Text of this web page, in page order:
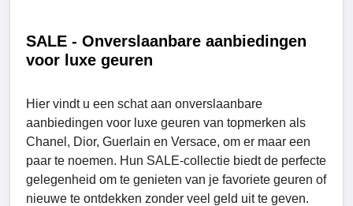
SALE - Onverslaanbare aanbiedingen
voor luxe geuren
Hier vindt u een schat aan onverslaanbare
aanbiedingen voor luxe geuren van topmerken als
Chanel, Dior, Guerlain en Versace, om er maar een
paar te noemen. Hun SALE-collectie biedt de perfecte
gelegenheid om te genieten van je favoriete geuren of
nieuwe te ontdekken zonder veel geld uit te geven.